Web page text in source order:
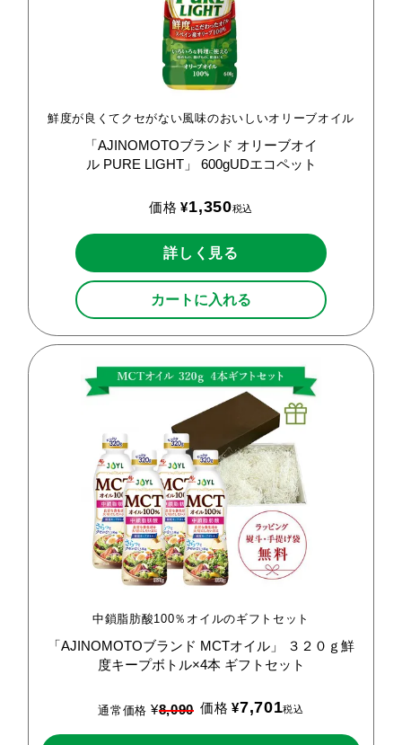
鮮度が良くてクセがない風味のおいしいオリーブオイル
「AJINOMOTOブランド オリーブオイ
ル PURE LIGHT」 600gUDエコペット
価格 ¥1,350税込
詳しく見る
カートに入れる
中鎖脂肪酸100％オイルのギフトセット
「AJINOMOTOブランド MCTオイル」
３２０ｇ鮮
度キープボトル×4本 ギフトセット
通常価格 ¥8,090 価格 ¥7,701税込